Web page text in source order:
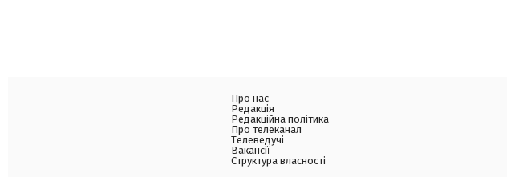
Про нас
Редакція
Редакційна політика
Про телеканал
Телеведучі
Вакансії
Структура власності